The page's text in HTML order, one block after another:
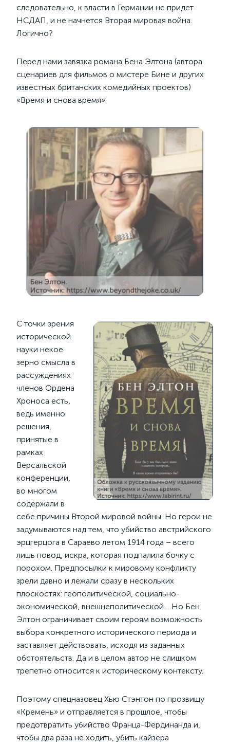
следовательно, к власти в Германии не придет
НСДАП, и не начнется Вторая мировая война.
Логично?
Перед нами завязка романа Бена Элтона (автора
сценариев для фильмов о мистере Бине и других
известных британских комедийных проектов)
«Время и снова время».
С точки зрения
исторической
науки некое
зерно смысла в
рассуждениях
членов Ордена
Хроноса есть,
ведь именно
решения,
принятые в
рамках
Версальской
конференции,
во многом
содержали в
себе причины Второй мировой войны. Но герои не
задумываются над тем, что убийство австрийского
эрцгерцога в Сараево летом 1914 года – всего
лишь повод, искра, которая подпалила бочку с
порохом. Предпосылки к мировому конфликту
зрели давно и лежали сразу в нескольких
плоскостях: геополитической, социально-
экономической, внешнеполитической… Но Бен
Элтон ограничивает своим героям возможность
выбора конкретного исторического периода и
заставляет действовать, исходя из заданных
обстоятельств. Да и в целом автор не слишком
трепетно относится к историческому контексту.
Поэтому спецназовец Хью Стэнтон по прозвищу
«Кремень» и отправляется в прошлое, чтобы
предотвратить убийство Франца-Фердинанда и,
чтобы два раза не ходить, убить кайзера